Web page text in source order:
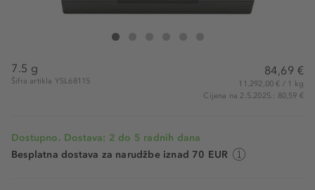
Yves Saint Laurent All Hours Hyper Finish Powder Translucent
7.5 g
Šifra artikla YSL68115
84,69 €
11.292,00 € / 1 kg
Cijena na 2.5.2025.: 80,59 €
Dostupno. Dostava: 2 do 5 radnih dana
Besplatna dostava za narudžbe iznad 70 EUR